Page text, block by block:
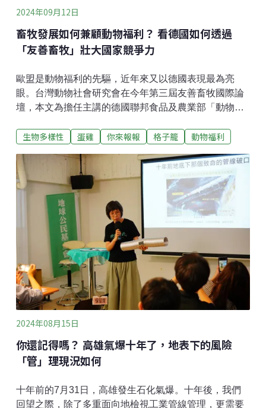
鯨豚觀測工作後，我更加意識到每個人都應該負起環境
2024年09月12日
畜牧發展如何兼顧動物福利？ 看德國如何透過
「友善畜牧」壯大國家競爭力
歐盟是動物福利的先驅，近年來又以德國表現最為亮
眼。台灣動物社會研究會在今年第三屆友善畜牧國際論
壇，本文為擔任主講的德國聯邦食品及農業部「動物健
內容摘要。改善蛋雞處境 德國持續追求更好的動物福
多的國家，2010年德國即禁止以格子籠飼養蛋雞，比歐
盟規定早了兩年。目前德國已完全禁止新設蛋雞籠飼系
統，境內僅剩不到一成的豐富籠蛋雞場，最晚也必須在
2029年以前全面完成轉型。不只如此，德國更進一步立
法，自2022年起全面禁止撲殺一日齡小公雞（day old
chick）。過往蛋雞在孵化前無法判斷性別，剛破蛋的小
公雞因沒有產蛋功能通常即刻絞殺、淘汰。德國目前已
有商業技術可在蛋中判定性別，在蛋中的小公雞尚未發
展出痛覺以前，將整顆蛋淘汰，除能減少動物生命的犧
牲與痛苦，也能降低整體孵育作業成本。德國
生物多樣性 蛋雞 你來報報 格子籠 動物福利
2024年08月15日
你還記得嗎？ 高雄氣爆十年了，地表下的風險
「管」理現況如何
十年前的7月31日，高雄發生石化氣爆。十年後，我們
回望之際，除了多重面向地檢視工業管線管理，更需要